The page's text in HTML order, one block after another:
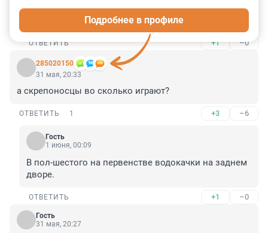
На па Раше нет нт хоккея, ни футбола. Гыгыгыгы.
ОТВЕТИТЬ +1 –0
285020150
Подробнее в профиле
31 мая, 20:33
а скрепоносцы во сколько играют?
ОТВЕТИТЬ 1 +3 –6
Гость
1 июня, 00:09
В пол-шестого на первенстве водокачки на заднем
дворе.
ОТВЕТИТЬ +1 –0
Гость
31 мая, 20:27